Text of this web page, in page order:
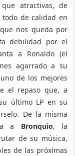
atractivas, de
todo de calidad en
nos queda por
debilidad por el
a Ronaldo (el
agarrado a su
de los mejores
el repaso que, a
último LP en su
De la misma
a Bronquio, la
de su música,
de las próximas